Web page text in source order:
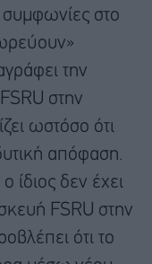
στο
την
στην
ωστόσο ότι
απόφαση.
ο ίδιος δεν έχει
FSRU στην
ότι το